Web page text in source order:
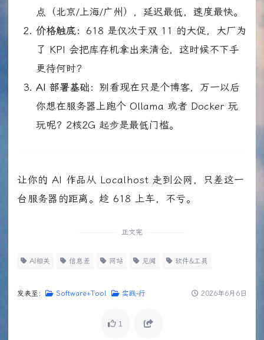
点（北京/上海/广州），延迟最低，速度最快。
价格触底：618 是仅次于双 11 的大促，大厂为
了 KPI 会把库存机拿出来清仓，这时候不下手
更待何时？
AI 部署基础： 别看现在只是个博客，万一以后
你想在服务器上跑个 Ollama 或者 Docker 玩
玩呢？2核2G 起步是最低门槛。
让你的 AI 作品从 Localhost 走到公网，只差这一
台服务器的距离。趁 618 上车，不亏。
正文完
AI相关 信息差 网站 见闻 软件&工具
发表至： Software+Tool 实践-行 2026年6月6日
1